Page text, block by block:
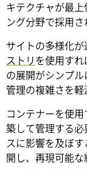
キテクチャが最
ング分野で採用さ
サイトの多様化
ストリ を使用す
の展開がシンプ
管理の複雑さを軽
コンテナーを使
築して管理する
スに影響を及ぼ
開し、再現可能な